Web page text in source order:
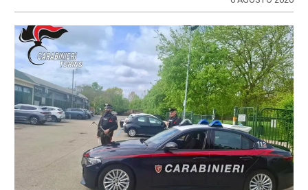
Redazione
6 AGOSTO 2026